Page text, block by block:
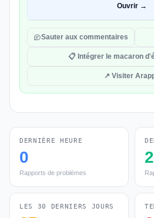
Ouvrir →
Sauter aux commentaires
📋 Intégrer le macaron
↗ Visiter
DERNIÈRE HEURE
0
Rapports de problèmes
2
LES 30 DERNIERS JOURS